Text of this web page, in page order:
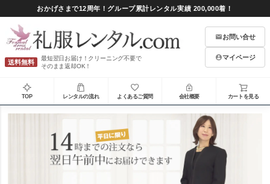
おかげさまで12周年！グループ累計レンタル実績 200,000着！
送料無料
最短翌日お届け！クリーニング不要で
そのまま返却OK！
お問い合せ
マイページ
TOP レンタルの流れ よくあるご質問 会社概要 カートを見る